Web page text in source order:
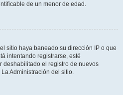
de un menor de edad.
sitio haya baneado su dirección IP o que
intentando registrarse, esté
deshabilitado el registro de nuevos
Administración del sitio.